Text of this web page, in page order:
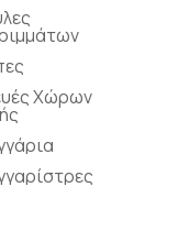
Χώρων